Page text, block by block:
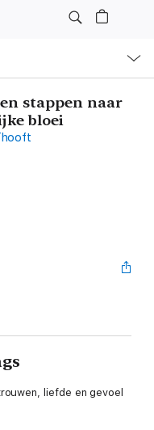
stappen naar
bloei
liefde en gevoel